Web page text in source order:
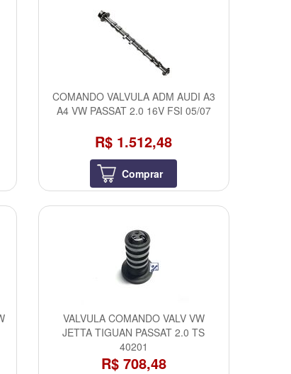
COMANDO VALVULA ADM AUDI A3
A4 VW PASSAT 2.0 16V FSI 05/07
R$ 1.512,48
Comprar
VALVULA COMANDO VALV VW
JETTA TIGUAN PASSAT 2.0 TS
40201
R$ 708,48